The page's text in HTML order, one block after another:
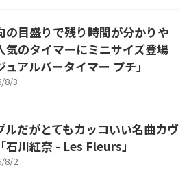
の目盛りで残り時間が分かりや
気のタイマーにミニサイズ登場
ュアルバータイマー プチ」
8/3
ルだがとてもカッコいい名曲カヴ
石川紅奈 - Les Fleurs」
8/2